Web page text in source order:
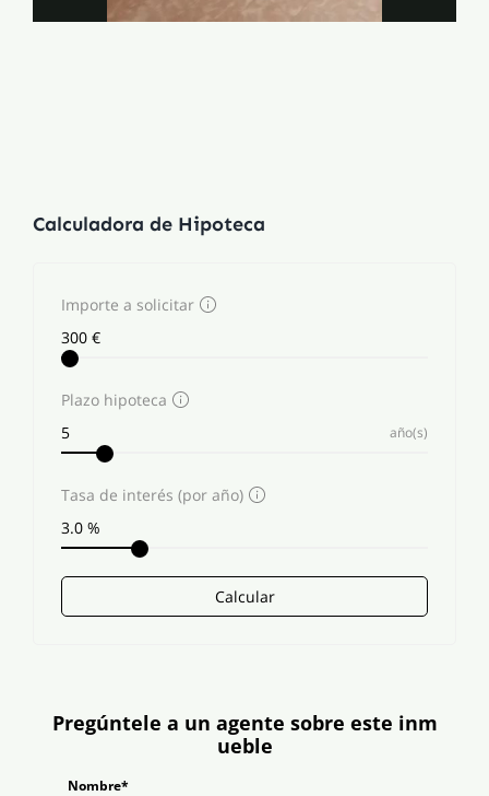
Calculadora de Hipoteca
Importe a solicitar
Plazo hipoteca
año(s)
Tasa de interés (por año)
Calcular
Pregúntele a un agente sobre este inm
ueble
Nombre*